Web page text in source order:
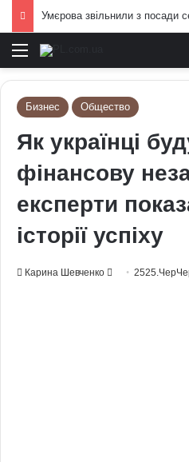
Меню
Бизнес Общество
Як українці
фінансову
експерти
історії успіху
Карина Шевченко
Send